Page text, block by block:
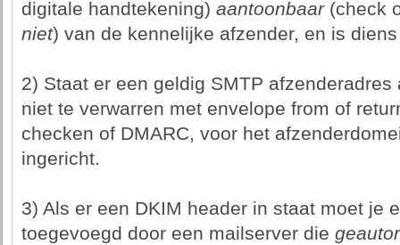
digitale handtekening) aantoonbaar(check
niet) van de kennelijke afzender, en is
2) Staat er een geldig SMTP
niet te verwarren met envelope from of
checken of DMARC, voor het
ingericht.
3) Als er een DKIM header in staat moet je
toegevoegd door een mailserver die